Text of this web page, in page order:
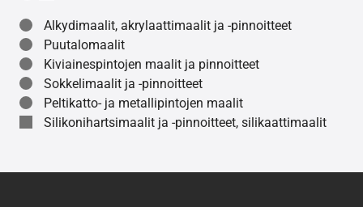
Alkydimaalit, akrylaattimaalit ja -pinnoitteet
Puutalomaalit
Kiviainespintojen maalit ja pinnoitteet
Sokkelimaalit ja -pinnoitteet
Peltikatto- ja metallipintojen maalit
Silikonihartsimaalit ja -pinnoitteet, silikaattimaalit